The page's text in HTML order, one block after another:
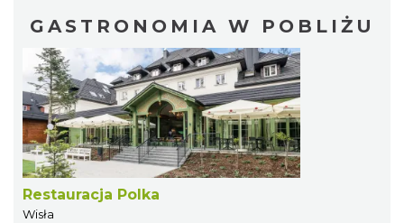
GASTRONOMIA W POBLIŻU
Restauracja Polka
Wisła